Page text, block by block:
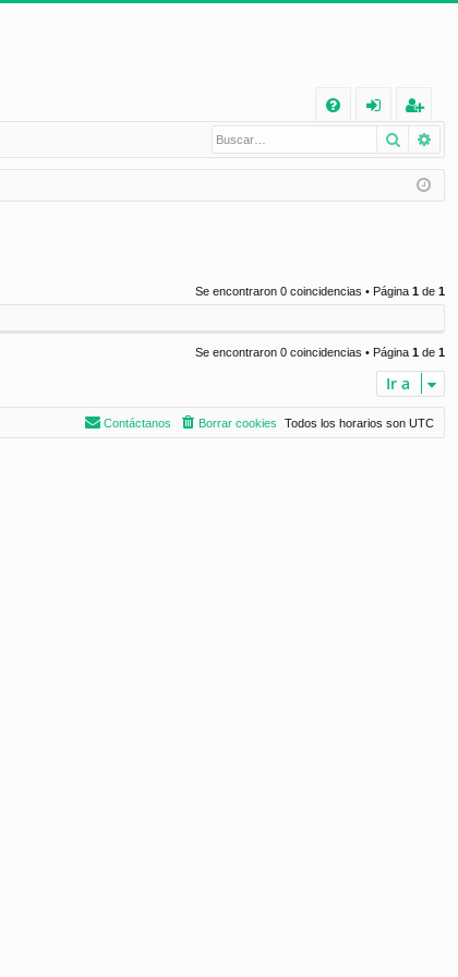
Q
nt
ifi
e
eg
ist
ra
Buscar
Se encontraron 0 coincidencias • Página 1 de 1
Se encontraron 0 coincidencias • Página 1 de 1
Ir a
Todos los horarios son UTC
Borrar cookies
Contáctanos